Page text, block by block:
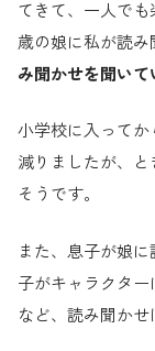
てきて、一人で
歳の娘に私が読み
み聞かせを聞い
小学校に入って
減りましたが、
そうです。
また、息子が娘
子がキャラクタ
など、読み聞かせ